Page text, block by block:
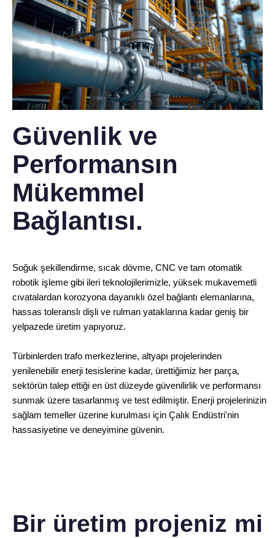
Güvenlik ve
Performansın
Mükemmel
Bağlantısı.
Soğuk şekillendirme, sıcak dövme, CNC ve tam otomatik
robotik işleme gibi ileri teknolojilerimizle, yüksek mukavemetli
cıvatalardan korozyona dayanıklı özel bağlantı elemanlarına,
hassas toleranslı dişli ve rulman yataklarına kadar geniş bir
yelpazede üretim yapıyoruz.
Türbinlerden trafo merkezlerine, altyapı projelerinden
yenilenebilir enerji tesislerine kadar, ürettiğimiz her parça,
sektörün talep ettiği en üst düzeyde güvenilirlik ve performansı
sunmak üzere tasarlanmış ve test edilmiştir. Enerji projelerinizin
sağlam temeller üzerine kurulması için Çalık Endüstri'nin
hassasiyetine ve deneyimine güvenin.
Bir üretim projeniz mi